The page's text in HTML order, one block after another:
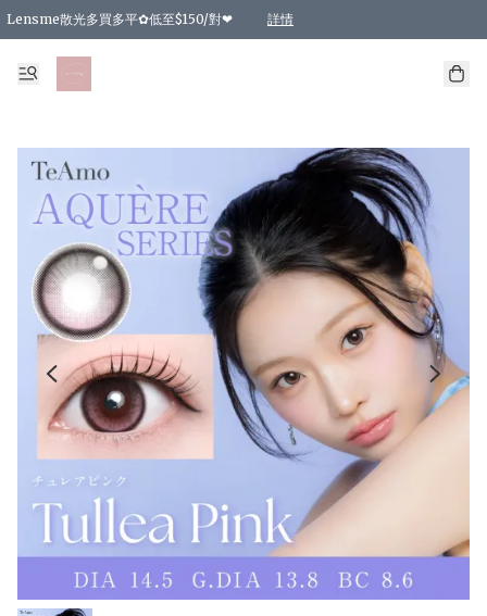
Lensme散光多買多平✿低至$150/對❤ 詳情
台灣Karacon⁩✧日拋 特價清貨❁⃘
日本韓國多款日/月拋現貨☼ 特價❤︎數量有限 售完即止
🇰🇷韓國多款月拋現貨 特價兩對$99✿數量有限 售完即止♫
精選商品，任選買2件或以上9 折；買4件或以上85 折；買6件或以上8 折
精選商品，任選買2件HKD 140.00；買4件HKD 260.00
精選商品，任選買2件HKD 190.00；買4件HKD 360.00
精選商品，任選買2件HKD 110.00；買4件HKD 180.00
精選商品，任選買2件HKD 170.00；買4件HKD 320.00
精選商品，任選買2件或以上減HKD 148.00
精選商品，任選買2件或以上減HKD 148.00
精選商品，任選買2件或以上95 折；買4件或以上9 折；買6件或以上85 折；買8件
精選商品，任選買12件或以上87 折
精選商品，任選買2件或以上減HKD 16.00；買4件或以上減HKD 32.00；買6
精選商品，任選買2件或以上95 折；買4件或以上9 折；買8件或以上85 折；買12
購物滿 HKD 800.00即享免運費優惠！（適用於 特定的送貨方式 )